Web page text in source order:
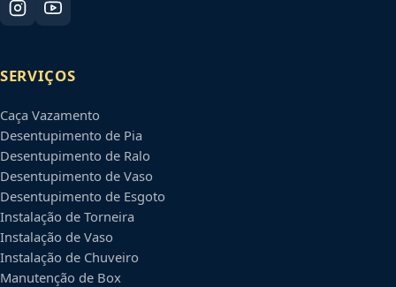
SERVIÇOS
Caça Vazamento
Desentupimento de Pia
Desentupimento de Ralo
Desentupimento de Vaso
Desentupimento de Esgoto
Instalação de Torneira
Instalação de Vaso
Instalação de Chuveiro
Manutenção de Box